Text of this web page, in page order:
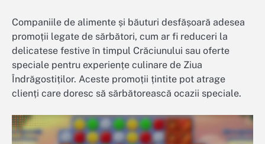
Companiile de alimente și băuturi desfășoară adesea
promoții legate de sărbători, cum ar fi reduceri la
delicatese festive în timpul Crăciunului sau oferte
speciale pentru experiențe culinare de Ziua
Îndrăgostiților. Aceste promoții țintite pot atrage
clienți care doresc să sărbătorească ocazii speciale.